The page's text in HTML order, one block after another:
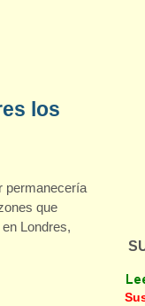
los
permanecería
que
Londres,